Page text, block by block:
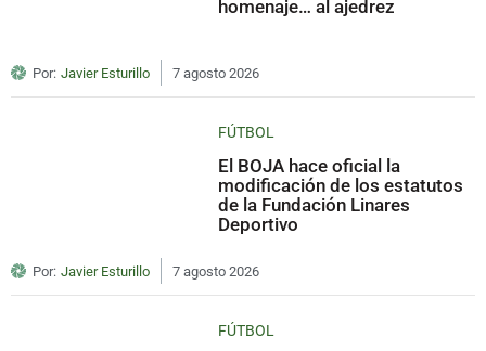
homenaje… al ajedrez
Por: Javier Esturillo 7 agosto 2026
FÚTBOL
El BOJA hace oficial la
modificación de los estatutos
de la Fundación Linares
Deportivo
Por: Javier Esturillo 7 agosto 2026
FÚTBOL